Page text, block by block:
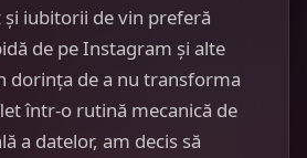
iubitorii de vin preferă
de pe Instagram și alte
dorința de a nu transforma
într-o rutină mecanică de
a datelor, am decis să